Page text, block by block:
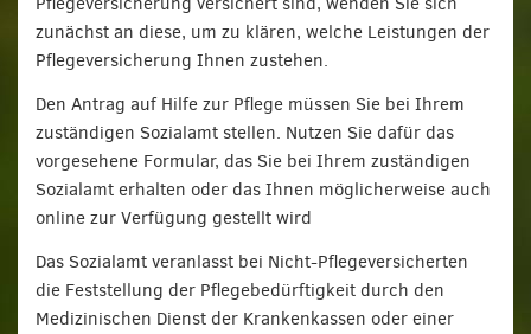
zunächst an diese, um zu klären, welche Leistungen der
Pflegeversicherung Ihnen zustehen.
Den Antrag auf Hilfe zur Pflege müssen Sie bei Ihrem
zuständigen Sozialamt stellen. Nutzen Sie dafür das
vorgesehene Formular, das Sie bei Ihrem zuständigen
Sozialamt erhalten oder das Ihnen möglicherweise auch
online zur Verfügung gestellt wird
Das Sozialamt veranlasst bei Nicht-Pflegeversicherten
die Feststellung der Pflegebedürftigkeit durch den
Medizinischen Dienst der Krankenkassen oder einer